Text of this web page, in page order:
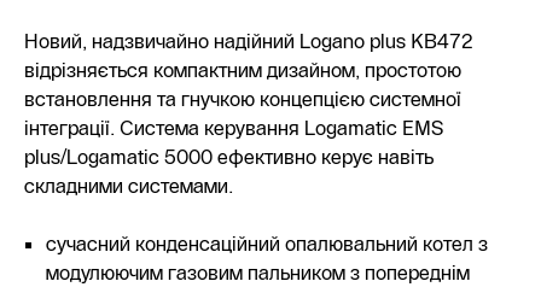
Новий, надзвичайно надійний Logano plus KB472
відрізняється компактним дизайном, простотою
встановлення та гнучкою концепцією системної
інтеграції. Система керування Logamatic EMS
plus/Logamatic 5000 ефективно керує навіть
складними системами.
сучасний конденсаційний опалювальний котел з
модулюючим газовим пальником з попереднім